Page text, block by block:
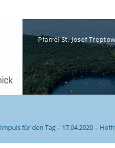
Pfarrei St. Josef
Impuls für den Tag – 17.04.2020 –